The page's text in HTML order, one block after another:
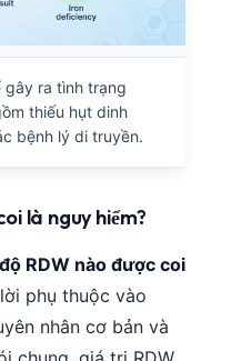
gây ra tình trạng
thiếu hụt dinh
bệnh lý di truyền.
là nguy hiểm?
RDW nào được coi
phụ thuộc vào
nhân cơ bản và